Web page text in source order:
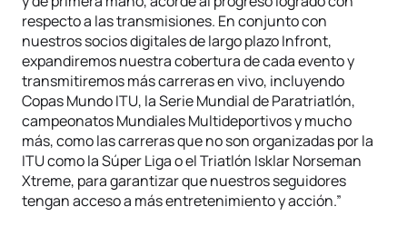
respecto a las transmisiones. En conjunto con
nuestros socios digitales de largo plazo Infront,
expandiremos nuestra cobertura de cada evento y
transmitiremos más carreras en vivo, incluyendo
Copas Mundo ITU, la Serie Mundial de Paratriatlón,
campeonatos Mundiales Multideportivos y mucho
más, como las carreras que no son organizadas por la
ITU como la Súper Liga o el Triatlón Isklar Norseman
Xtreme, para garantizar que nuestros seguidores
tengan acceso a más entretenimiento y acción.”